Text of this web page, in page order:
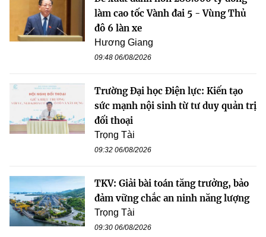
làm cao tốc Vành đai 5 - Vùng Thủ
đô 6 làn xe
Hương Giang
09:48 06/08/2026
Trường Đại học Điện lực: Kiến tạo
sức mạnh nội sinh từ tư duy quản trị
đối thoại
Trọng Tài
09:32 06/08/2026
TKV: Giải bài toán tăng trưởng, bảo
đảm vững chắc an ninh năng lượng
Trọng Tài
09:30 06/08/2026